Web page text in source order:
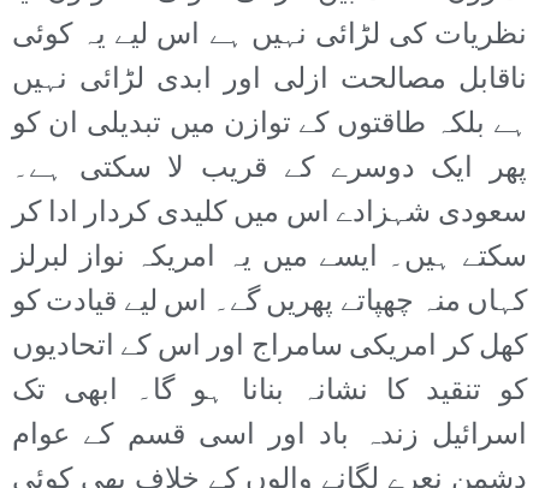
نظریات کی لڑائی نہیں ہے اس لیے یہ کوئی
ناقابل مصالحت ازلی اور ابدی لڑائی نہیں
ہے بلکہ طاقتوں کے توازن میں تبدیلی ان کو
پھر ایک دوسرے کے قریب لا سکتی ہے۔
سعودی شہزادے اس میں کلیدی کردار ادا کر
سکتے ہیں۔ ایسے میں یہ امریکہ نواز لبرلز
کہاں منہ چھپاتے پھریں گے۔ اس لیے قیادت کو
کھل کر امریکی سامراج اور اس کے اتحادیوں
کو تنقید کا نشانہ بنانا ہو گا۔ ابھی تک
اسرائیل زندہ باد اور اسی قسم کے عوام